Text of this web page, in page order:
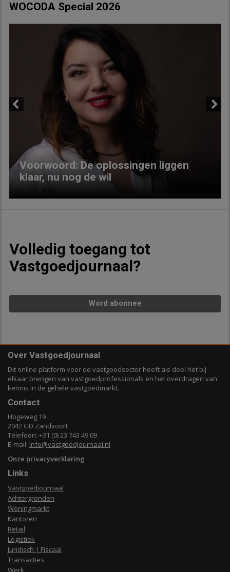
WOCODA Special 2026
Voorwoord: De oplossingen liggen
klaar, nu nog de wil
Volledig toegang tot
Vastgoedjournaal?
Word abonnee
Over Vastgoedjournaal
Dit online platform voor de vastgoedsector heeft als doel het bij
elkaar brengen van vastgoedprofessionals en het overdragen van
kennis in de gehele vastgoedmarkt.
Contact
Hogeweg 19
2042 GD Zandvoort
Telefoon: +31 (0) 23 743 49 09
E-mail: info@vastgoedjournaal.nl
Onze privacyverklaring
Links
Vastgoedjournaal
Achtergronden
Woningmarkt
Kantoren
Retail
Logistiek
Juridisch | Fiscaal
Transacties